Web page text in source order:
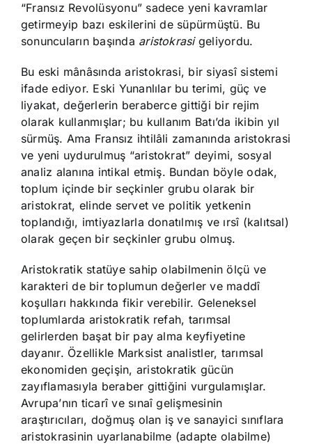
“Fransız Revolüsyonu” sadece yeni kavramlar
getirmeyip bazı eskilerini de süpürmüştü. Bu
sonuncuların başında aristokrasi geliyordu.
Bu eski mânâsında aristokrasi, bir siyasî sistemi
ifade ediyor. Eski Yunanlılar bu terimi, güç ve
liyakat, değerlerin beraberce gittiği bir rejim
olarak kullanmışlar; bu kullanım Batı’da ikibin yıl
sürmüş. Ama Fransız ihtilâli zamanında aristokrasi
ve yeni uydurulmuş “aristokrat” deyimi, sosyal
analiz alanına intikal etmiş. Bundan böyle odak,
toplum içinde bir seçkinler grubu olarak bir
aristokrat, elinde servet ve politik yetkenin
toplandığı, imtiyazlarla donatılmış ve ırsî (kalıtsal)
olarak geçen bir seçkinler grubu olmuş.
Aristokratik statüye sahip olabilmenin ölçü ve
karakteri de bir toplumun değerler ve maddî
koşulları hakkında fikir verebilir. Geleneksel
toplumlarda aristokratik refah, tarımsal
gelirlerden başat bir pay alma keyfiyetine
dayanır. Özellikle Marksist analistler, tarımsal
ekonomiden geçişin, aristokratik gücün
zayıflamasıyla beraber gittiğini vurgulamışlar.
Avrupa’nın ticarî ve sınaî gelişmesinin
araştırıcıları, doğmuş olan iş ve sanayici sınıflara
aristokrasinin uyarlanabilme (adapte olabilme)